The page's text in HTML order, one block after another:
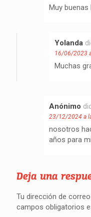
Muy buenas
Yolanda
16/06/2023
Muchas
Anónimo
23/12/2024 a
nosotros
años para
Deja una
Tu dirección de
campos obligatorios